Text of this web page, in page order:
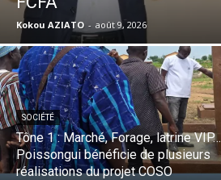
Kokou AZIATO - août 9, 2026
SOCIÉTÉ
Tône 1 : Marché, Forage, latrine VIP…
Poissongui bénéficie de plusieurs
réalisations du projet COSO